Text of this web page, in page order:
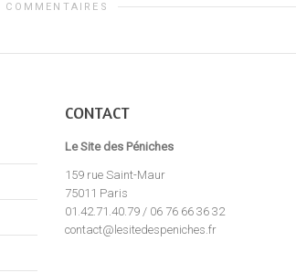
COMMENTAIRES
CONTACT
Le Site des Péniches
159 rue Saint-Maur
75011 Paris
01.42.71.40.79 / 06 76 66 36 32
contact@lesitedespeniches.fr